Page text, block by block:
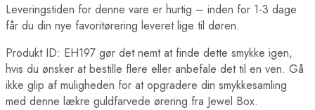
Leveringstiden for denne vare er hurtig – inden for 1-3 dage
får du din nye favoritørering leveret lige til døren.
Produkt ID: EH197 gør det nemt at finde dette smykke igen,
hvis du ønsker at bestille flere eller anbefale det til en ven. Gå
ikke glip af muligheden for at opgradere din smykkesamling
med denne lækre guldfarvede ørering fra Jewel Box.